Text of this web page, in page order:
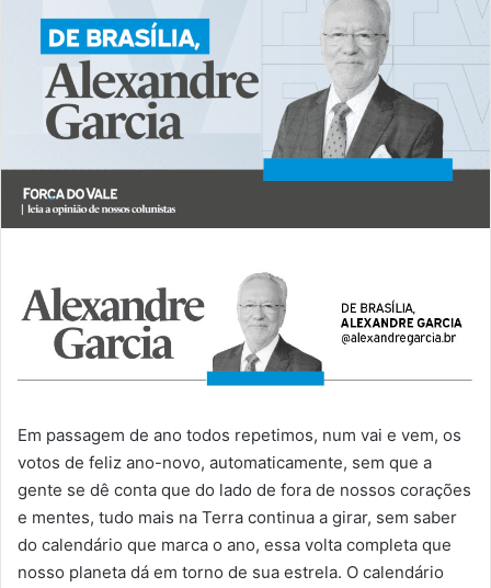
Em passagem de ano todos repetimos, num vai e vem, os
votos de feliz ano-novo, automaticamente, sem que a
gente se dê conta que do lado de fora de nossos corações
e mentes, tudo mais na Terra continua a girar, sem saber
do calendário que marca o ano, essa volta completa que
nosso planeta dá em torno de sua estrela. O calendário